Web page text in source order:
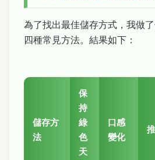
為了找出最佳儲存方式，我做
四種常見方法。結果如下：
儲存方
法
保
持
綠
色
天
口感
變化